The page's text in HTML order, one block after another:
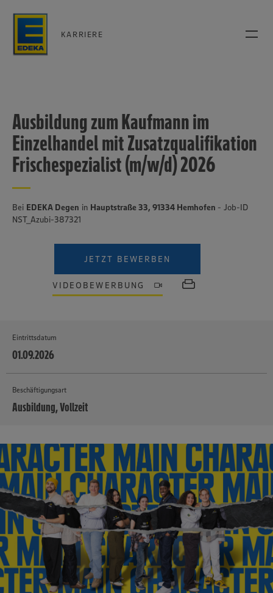
KARRIERE
Ausbildung zum Kaufmann im
Einzelhandel mit Zusatzqualifikation
Frischespezialist (m/w/d) 2026
Bei EDEKA Degen in Hauptstraße 33, 91334 Hemhofen - Job-ID
NST_Azubi-387321
JETZT BEWERBEN
VIDEOBEWERBUNG
Eintrittsdatum
01.09.2026
Beschäftigungsart
Ausbildung, Vollzeit